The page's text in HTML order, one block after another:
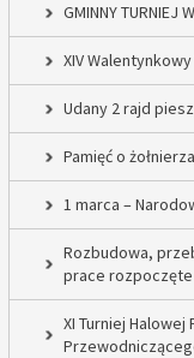
GMINNY TURNIEJ
XIV
Udany 2 rajd
Pamięć o
1 marca –
Rozbudowa,
prace rozpoczęte
XI Turniej Halowej